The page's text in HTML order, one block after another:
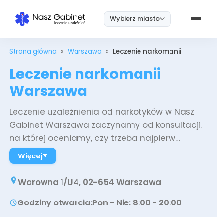
Wybierz miasto
Strona główna » Warszawa » Leczenie narkomanii
Leczenie narkomanii
Warszawa
Leczenie uzależnienia od narkotyków w Nasz
Gabinet Warszawa zaczynamy od konsultacji,
na której oceniamy, czy trzeba najpierw
ustabilizować stan zdrowia, czy można od razu
przejść do terapii. Dalej prowadzimy diagnozę,
farmakoterapię wspierającą, psychoterapię
indywidualną i grupową oraz konsultacje
psychiatryczne, a przez cały czas pracujemy z
Więcej
Warowna 1/U4, 02-654 Warszawa
Godziny otwarcia:Pon - Nie: 8:00 - 20:00